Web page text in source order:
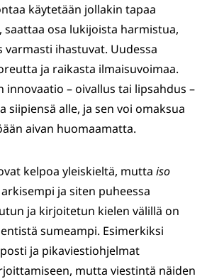
käytetään jollakin tapaa
osa lukijoista harmistua,
ihastuvat. Uudessa
ja raikasta ilmaisuvoimaa.
innovaatio – oivallus tai lipsahdus –
siipiensä alle, ja sen voi omaksua
aivan huomaamatta.
kelpoa yleiskieltä, mutta iso
ja siten puheessa
ja kirjoitetun kielen välillä on
sumeampi. Esimerkiksi
ja pikaviestiohjelmat
mutta viestintä näiden